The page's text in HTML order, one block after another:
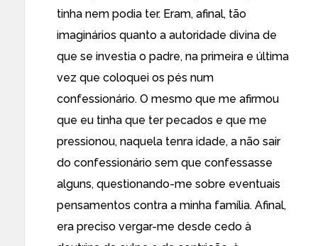
tinha nem podia ter. Eram, afinal, tão
imaginários quanto a autoridade divina de
que se investia o padre, na primeira e última
vez que coloquei os pés num
confessionário. O mesmo que me afirmou
que eu tinha que ter pecados e que me
pressionou, naquela tenra idade, a não sair
do confessionário sem que confessasse
alguns, questionando-me sobre eventuais
pensamentos contra a minha família. Afinal,
era preciso vergar-me desde cedo à